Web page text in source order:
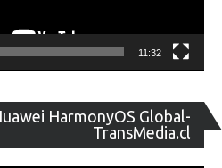
11:32
HarmonyOS Global-
TransMedia.cl
de